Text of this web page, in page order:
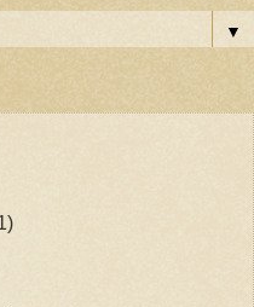
▼